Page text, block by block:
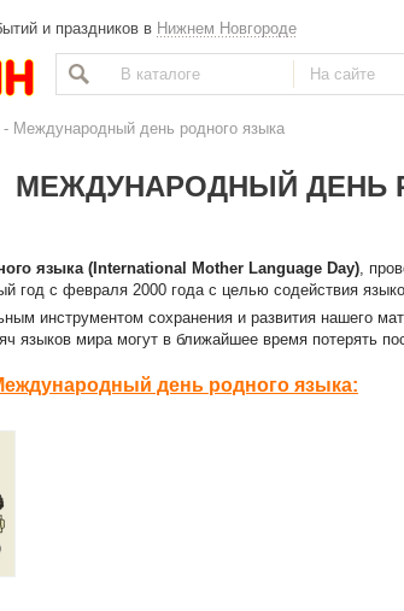
и праздников в Нижнем Новгороде
- Международный день родного языка
МЕЖДУНАРОДНЫЙ ДЕНЬ
языка (International Mother Language Day),
год с февраля 2000 года с целью содействия
инструментом сохранения и развития нашего
языков мира могут в ближайшее время потерять
день родного языка: